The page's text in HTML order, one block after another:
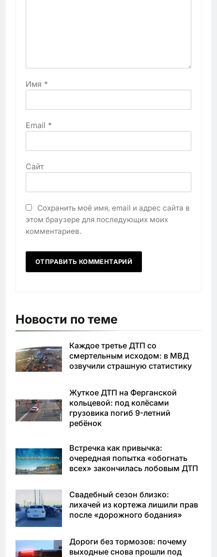
Имя *
Email *
Сайт
Сохранить моё имя, email и адрес сайта в
этом браузере для последующих моих
комментариев.
Новости по теме
Каждое третье ДТП со
смертельным исходом: в МВД
озвучили страшную статистику
Жуткое ДТП на Ферганской
кольцевой: под колёсами
грузовика погиб 9-летний
ребёнок
Встречка как привычка:
очередная попытка «обогнать
всех» закончилась лобовым ДТП
Свадебный сезон близко:
лихачей из кортежа лишили прав
после «дорожного бодания»
Дороги без тормозов: почему
выходные снова прошли под